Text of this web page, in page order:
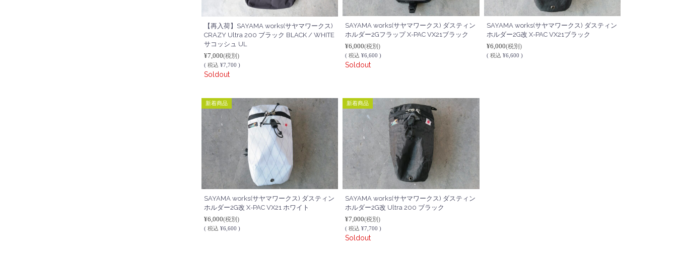
【再入荷】SAYAMA works(サヤマワークス)
CRAZY Ultra 200 ブラック BLACK / WHITE
サコッシュ UL
¥7,000(税別)
( 税込 ¥7,700 )
Soldout
SAYAMA works(サヤマワークス) ダスティン
ホルダー2Gフラップ X-PAC VX21ブラック
¥6,000(税別)
(税込 ¥6,600 )
Soldout
SAYAMA works(サヤマワークス) ダスティン
ホルダー2G改 X-PAC VX21ブラック
¥6,000(税別)
( 税込 ¥6,600 )
新着商品
SAYAMA works(サヤマワークス) ダスティン
ホルダー2G改 X-PAC VX21 ホワイト
¥6,000(税別)
( 税込 ¥6,600 )
新着商品
SAYAMA works(サヤマワークス) ダスティン
ホルダー2G改 Ultra 200 ブラック
¥7,000(税別)
(税込 ¥7,700 )
Soldout